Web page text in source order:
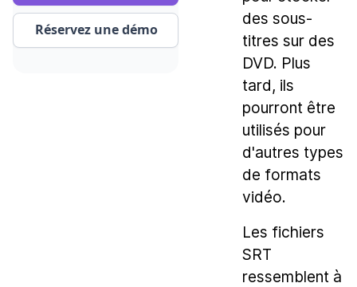
Réservez une démo
des sous-
titres sur des
DVD. Plus
tard, ils
pourront être
utilisés pour
d'autres types
de formats
vidéo.
Les fichiers
SRT
ressemblent à